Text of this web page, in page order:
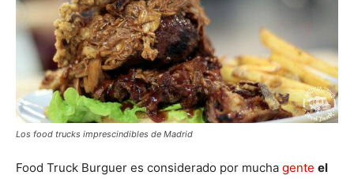
Los food trucks imprescindibles de Madrid
Food Truck Burguer es considerado por mucha gente el